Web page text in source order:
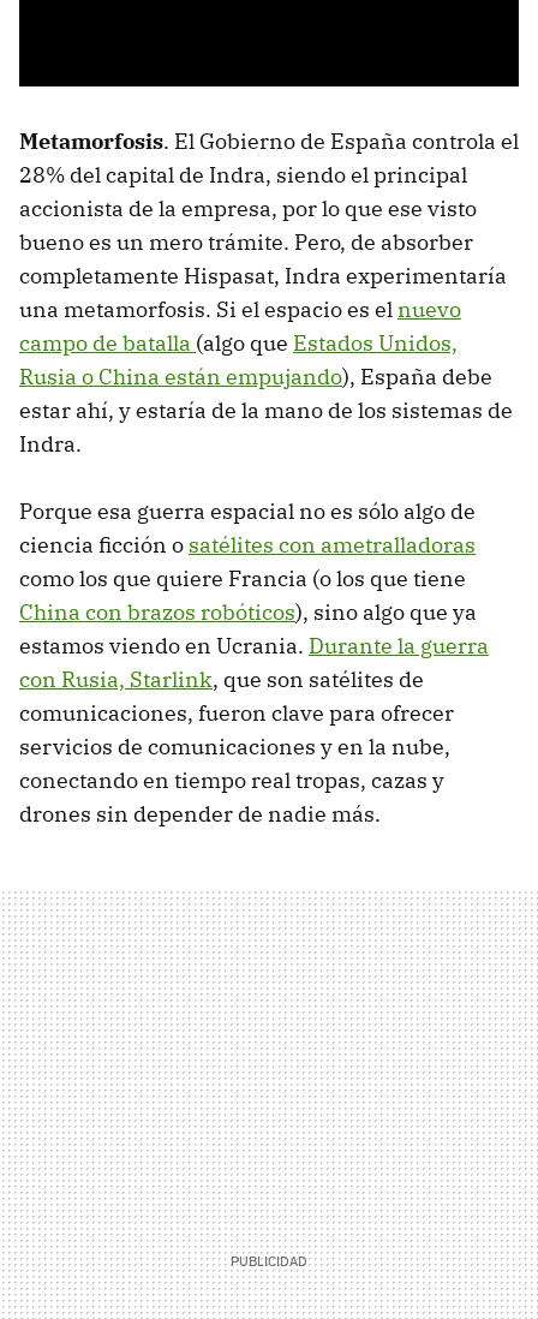
Metamorfosis. El Gobierno de España controla el
28% del capital de Indra, siendo el principal
accionista de la empresa, por lo que ese visto
bueno es un mero trámite. Pero, de absorber
completamente Hispasat, Indra experimentaría
una metamorfosis. Si el espacio es elnuevo
campo de batalla (algo que Estados Unidos,
Rusia o China están empujando), España debe
estar ahí, y estaría de la mano de los sistemas de
Indra.
Porque esa guerra espacial no es sólo algo de
ciencia ficción o satélites con ametralladoras
como los que quiere Francia (o los que tiene
China con brazos robóticos), sino algo que ya
estamos viendo en Ucrania. Durante la guerra
con Rusia, Starlink, que son satélites de
comunicaciones, fueron clave para ofrecer
servicios de comunicaciones y en la nube,
conectando en tiempo real tropas, cazas y
drones sin depender de nadie más.